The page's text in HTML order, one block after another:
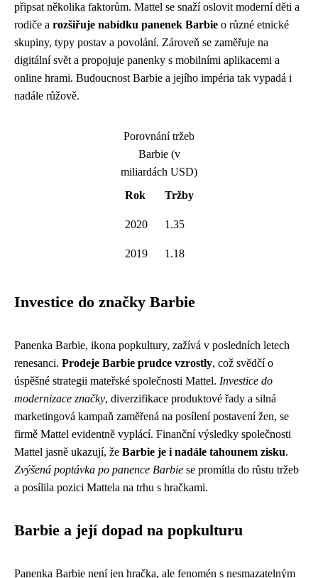
připsat několika faktorům. Mattel se snaží oslovit moderní děti a
rodiče a rozšiřuje nabídku panenek Barbie o různé etnické
skupiny, typy postav a povolání. Zároveň se zaměřuje na
digitální svět a propojuje panenky s mobilními aplikacemi a
online hrami. Budoucnost Barbie a jejího impéria tak vypadá i
nadále růžově.
Porovnání tržeb
Barbie (v
miliardách USD)
Rok
Tržby
2020 1.35
2019 1.18
Investice do značky Barbie
Panenka Barbie, ikona popkultury, zažívá v posledních letech
renesanci. Prodeje Barbie prudce vzrostly, což svědčí o
úspěšné strategii mateřské společnosti Mattel. Investice do
modernizace značky, diverzifikace produktové řady a silná
marketingová kampaň zaměřená na posílení postavení žen, se
firmě Mattel evidentně vyplácí. Finanční výsledky společnosti
Mattel jasně ukazují, že Barbie je i nadále tahounem zisku.
Zvýšená poptávka po panence Barbie se promítla do růstu tržeb
a posílila pozici Mattela na trhu s hračkami.
Barbie a její dopad na popkulturu
Panenka Barbie není jen hračka, ale fenomén s nesmazatelným